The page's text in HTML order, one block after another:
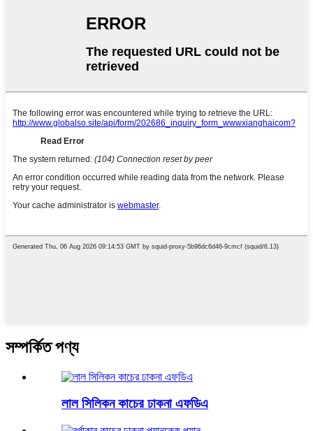
সম্পর্কিত পণ্য
লাল সিলিকন কাচের ঢাকনা এফডিএ